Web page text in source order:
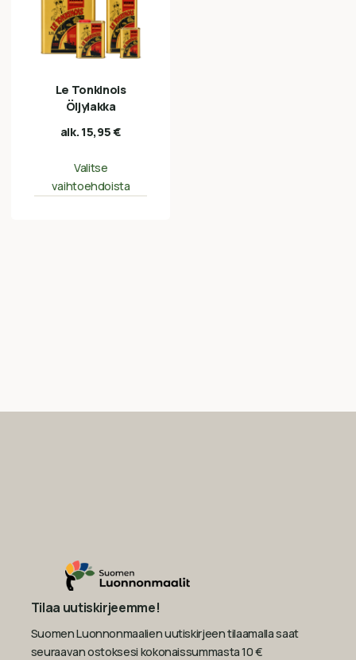
Le Tonkinois
Öljylakka
alk. 15,95€
Valitse
vaihtoehdoista
Tilaa uutiskirjeemme!
Suomen Luonnonmaalien uutiskirjeen tilaamalla saat
seuraavan ostoksesi kokonaissummasta 10 €